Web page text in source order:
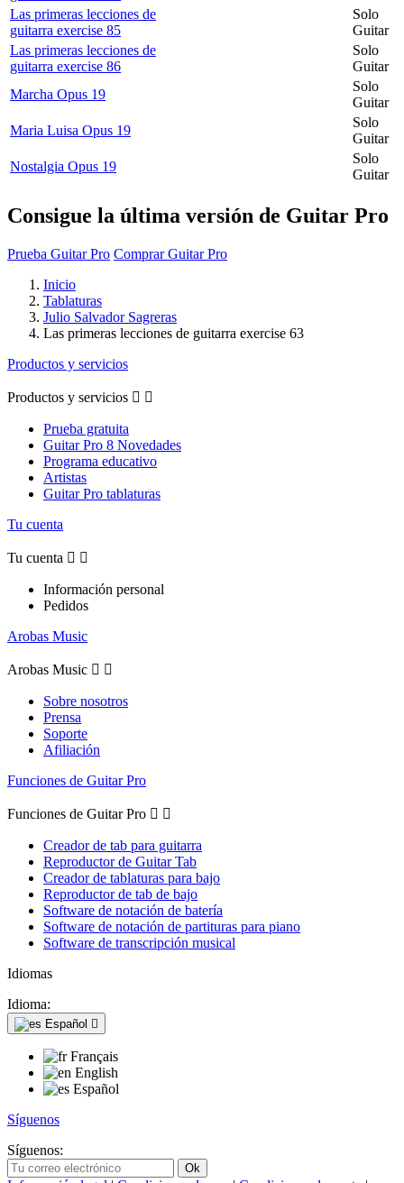
Las primeras lecciones de
guitarra exercise 85
Solo
Guitar
Las primeras lecciones de
guitarra exercise 86
Solo
Guitar
Marcha Opus 19
Solo
Guitar
Maria Luisa Opus 19
Solo
Guitar
Nostalgia Opus 19
Solo
Guitar
Consigue la última versión de Guitar Pro
Prueba Guitar Pro Comprar Guitar Pro
Inicio
Tablaturas
Julio Salvador Sagreras
Las primeras lecciones de guitarra exercise 63
Productos y servicios
Productos y servicios  
Prueba gratuita
Guitar Pro 8 Novedades
Programa educativo
Artistas
Guitar Pro tablaturas
Tu cuenta
Tu cuenta  
Información personal
Pedidos
Arobas Music
Arobas Music  
Sobre nosotros
Prensa
Soporte
Afiliación
Funciones de Guitar Pro
Funciones de Guitar Pro  
Creador de tab para guitarra
Reproductor de Guitar Tab
Creador de tablaturas para bajo
Reproductor de tab de bajo
Software de notación de batería
Software de notación de partituras para piano
Software de transcripción musical
Idiomas
Idioma:
Español 
Français
English
Español
Síguenos
Síguenos: